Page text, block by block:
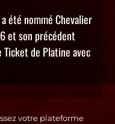
été nommé Chevalier
et son précédent
de Platine avec
votre plateforme